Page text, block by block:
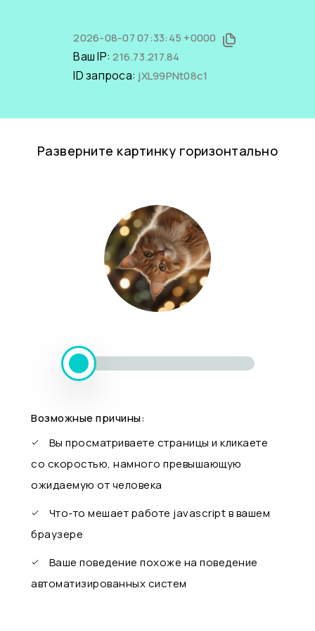
2026-08-07 07:33:45 +0000
Ваш IP:216.73.217.84
ID запроса: jXL99PNt08c1
Разверните картинку горизонтально
Возможные причины:
Вы просматриваете страницы и кликаете
со скоростью, намного превышающую
ожидаемую от человека
Что-то мешает работе javascript в вашем
браузере
Ваше поведение похоже на поведение
автоматизированных систем